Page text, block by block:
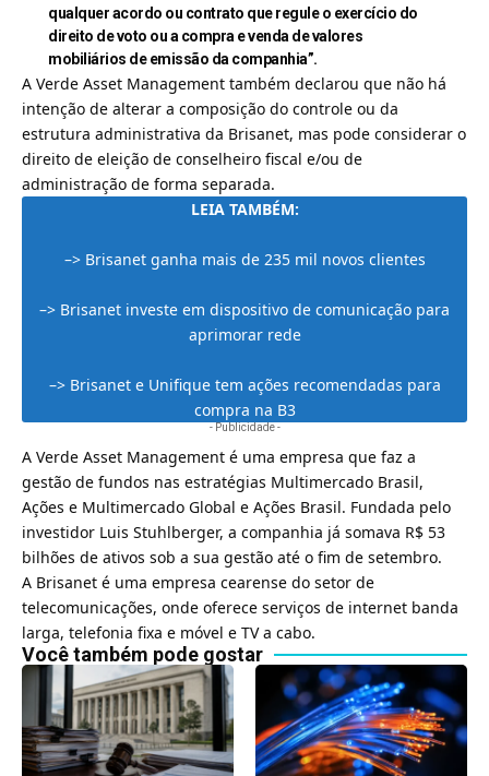
qualquer acordo ou contrato que regule o exercício do
direito de voto ou a compra e venda de valores
mobiliários de emissão da companhia”.
A Verde Asset Management também declarou que não há
intenção de alterar a composição do controle ou da
estrutura administrativa da Brisanet, mas pode considerar o
direito de eleição de conselheiro fiscal e/ou de
administração de forma separada.
LEIA TAMBÉM:
–> Brisanet ganha mais de 235 mil novos clientes
–> Brisanet investe em dispositivo de comunicação para
aprimorar rede
–> Brisanet e Unifique tem ações recomendadas para
compra na B3
- Publicidade -
A Verde Asset Management é uma empresa que faz a
gestão de fundos nas estratégias Multimercado Brasil,
Ações e Multimercado Global e Ações Brasil. Fundada pelo
investidor Luis Stuhlberger, a companhia já somava R$ 53
bilhões de ativos sob a sua gestão até o fim de setembro.
A Brisanet é uma empresa cearense do setor de
telecomunicações, onde oferece serviços de internet banda
larga, telefonia fixa e móvel e TV a cabo.
Você também pode gostar